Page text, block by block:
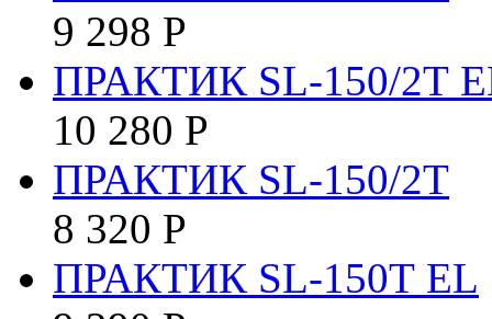
9 298 Р
ПРАКТИК SL-150/2Т
10 280 Р
ПРАКТИК SL-150/2Т
8 320 Р
ПРАКТИК SL-150Т EL